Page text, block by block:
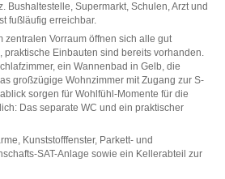
Bushaltestelle, Supermarkt, Schulen, Arzt und
fußläufig erreichbar.
zentralen Vorraum öffnen sich alle gut
praktische Einbauten sind bereits vorhanden.
ein Wannenbad in Gelb, die
großzügige Wohnzimmer mit Zugang zur S-
sorgen für Wohlfühl-Momente für die
Das separate WC und ein praktischer
Kunststofffenster, Parkett- und
SAT-Anlage sowie ein Kellerabteil zur